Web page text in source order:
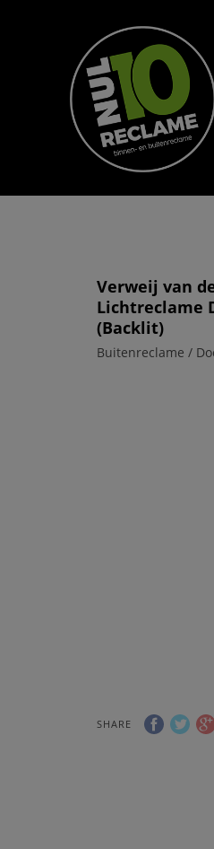
Verweij van
Lichtreclame
(Backlit)
Buitenreclame /
SHARE